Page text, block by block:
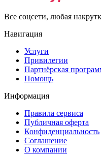
Все соцсети, любая
Навигация
Услуги
Привилегии
Партнёрская
Помощь
Информация
Правила сервиса
Публичная оферта
Конфиденциальность
Соглашение
О компании